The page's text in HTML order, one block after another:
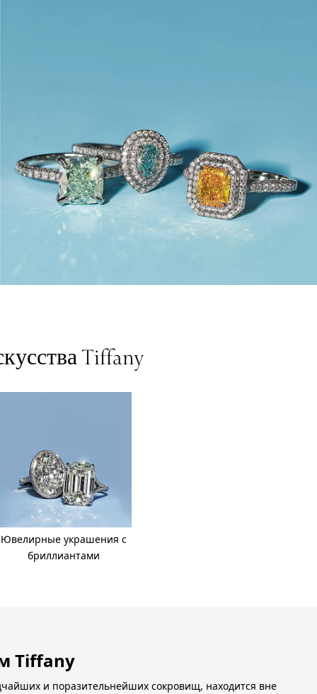
Tiffany
Ювелирные украшения с
бриллиантами
Tiffany
и поразительнейших сокровищ, находится вне